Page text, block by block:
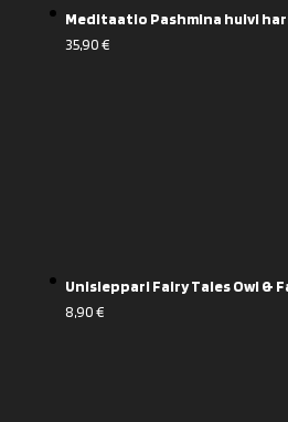
Meditaatio Pashmina huivi
35,90€
Unisieppari Fairy Tales Owl &
8,90€